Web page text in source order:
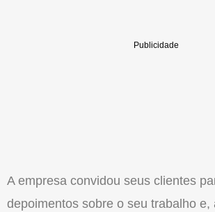
A empresa convidou seus clientes
depoimentos sobre o seu trabalho e,